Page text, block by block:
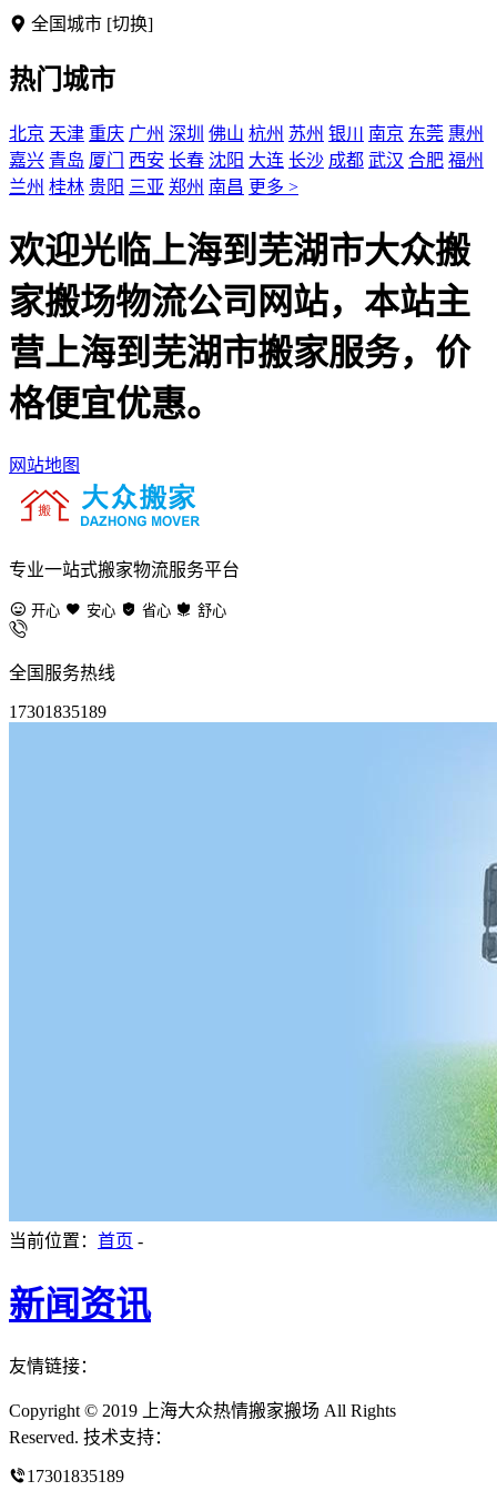
全国城市 [切换]
热门城市
北京 天津 重庆 广州 深圳 佛山 杭州 苏州 银川 南京 东莞 惠州
嘉兴 青岛 厦门 西安 长春 沈阳 大连 长沙 成都 武汉 合肥 福州
兰州 桂林 贵阳 三亚 郑州 南昌 更多 >
欢迎光临上海到芜湖市大众搬
家搬场物流公司网站，本站主
营上海到芜湖市搬家服务，价
格便宜优惠。
网站地图
专业一站式搬家物流服务平台
开心 安心 省心 舒心
全国服务热线
17301835189
当前位置： 首页 -
新闻资讯
友情链接：
Copyright © 2019 上海大众热情搬家搬场 All Rights
Reserved. 技术支持：
17301835189